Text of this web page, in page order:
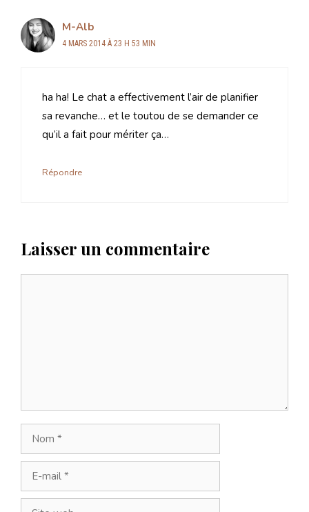
M-Alb
4 MARS 2014 À 23 H 53 MIN
ha ha! Le chat a effectivement l’air de planifier
sa revanche… et le toutou de se demander ce
qu’il a fait pour mériter ça…
Répondre
Laisser un commentaire
Nom
mail
Site